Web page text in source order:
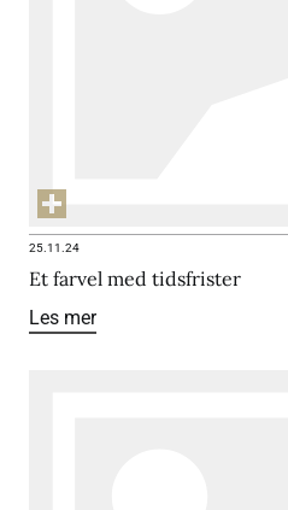
25.11.24
Et farvel med tidsfrister
Les mer